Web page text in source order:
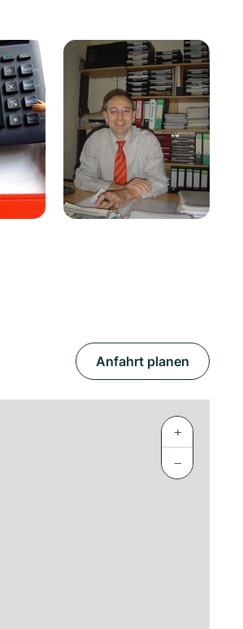
Anfahrt planen
+
−